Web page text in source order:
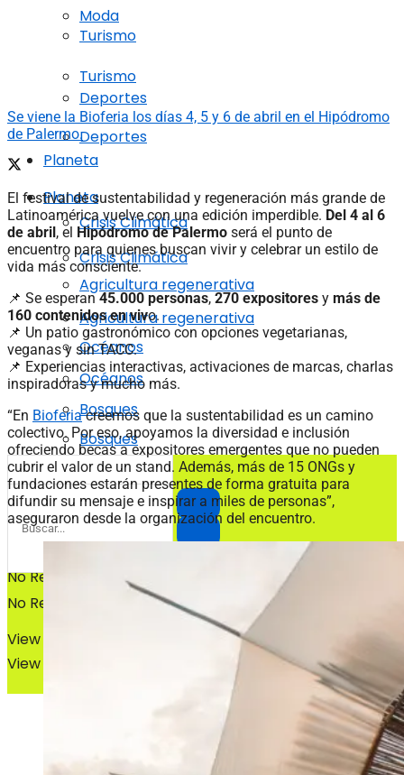
Turismo
Deportes
Planeta
Crisis Climática
Agricultura regenerativa
Océanos
Bosques
No Result
View All Result
Moda
Turismo
Deportes
Planeta
Crisis Climática
Agricultura regenerativa
Océanos
Bosques
No Result
View All Result
Se viene la Bioferia los días 4, 5 y 6 de abril en el Hipódromo
de Palermo.
El festival de sustentabilidad y regeneración más grande de
Latinoamérica vuelve con una edición imperdible. Del 4 al 6
de abril, el Hipódromo de Palermo será el punto de
encuentro para quienes buscan vivir y celebrar un estilo de
vida más consciente.
📌 Se esperan45.000 personas, 270 expositores y más de
160 contenidos en vivo.
📌 Un patio gastronómico con opciones vegetarianas,
veganas y sin TACC.
📌 Experiencias interactivas, activaciones de marcas, charlas
inspiradoras y mucho más.
“En Bioferiacreemos que la sustentabilidad es un camino
colectivo. Por eso, apoyamos la diversidad e inclusión
ofreciendo becas a expositores emergentes que no pueden
cubrir el valor de un stand. Además, más de 15 ONGs y
fundaciones estarán presentes de forma gratuita para
difundir su mensaje e inspirar a miles de personas”,
aseguraron desde la organización del encuentro.